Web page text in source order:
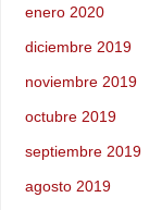
enero 2020
diciembre 2019
noviembre 2019
octubre 2019
septiembre 2019
agosto 2019